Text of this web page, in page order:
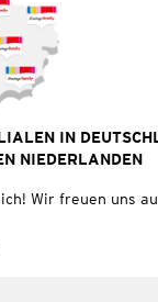
IN
NIEDERLANDEN
Wir freuen uns